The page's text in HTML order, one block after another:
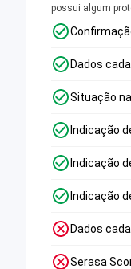
possui algum
Dados
Situação
Indicação
Indicação
Indicação
Dados
Serasa